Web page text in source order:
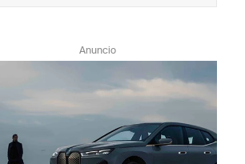
Anuncio